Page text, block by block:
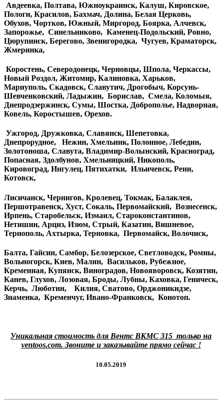
Авдеевка, Полтава, Южноукраинск, Калуш, Кировское,
Пологи, Красилов, Бахмач, Долина, Белая Церковь,
Обухов, Чортков, Южный, Миргород, Боярка, Алчевск,
Запорожье, Синельниково, Каменец-Подольский, Ровно,
Цюрупинск, Берегово, Звенигородка, Чугуев, Краматорск,
Жмеринка,
Коростень, Северодонецк, Черновцы, Шпола, Черкассы,
Новый Роздол, Житомир, Калиновка, Харьков,
Мариуполь, Скадовск, Славутич, Дрогобыч, Корсунь-
Шевченковский, Ладыжин, Борислав, Смела, Коломыя,
Днепродзержинск, Сумы, Шостка, Доброполье, Надворная,
Ковель, Коростышев, Орехов.
Ужгород, Дружковка, Славянск, Шепетовка,
Днепрорудное, Нежин, Хмельник, Полонное, Лебедин,
Золотоноша, Славута, Владимир-Волынский, Красноград,
Попасная, Здолбунов, Хмельницкий, Никополь,
Кировоград, Ингулец, Пятихатки, Ильичевск, Рени,
Котовск,
Лисичанск, Чернигов, Кролевец, Токмак, Балаклея,
Першотравенск, Хуст, Сокаль, Первомайский, Вознесенск,
Ирпень, Старобельск, Измаил, Староконстантинов,
Нетишин, Арциз, Изюм, Стрый, Казатин, Вишневое,
Тернополь, Ахтырка, Терновка, Первомайск, Волочиск,
Балта, Гайсин, Самбор, Белозерское, Светловодск, Ромны,
Вольногорск, Киев, Малин, Васильков, Рубежное,
Кременная, Купянск, Виноградов, Новояворовск, Козятин,
Канев, Глухов, Лозовая, Броды, Лубны, Каховка, Геническ,
Керчь, Люботин, Килия, Сватово, Орджоникидзе,
Знаменка, Кременчуг, Ивано-Франковск, Конотоп.
Уникальная стоимость для Вентс ВКМС 315 только на
ventoos.com. Звоните и заказывайте прямо сейчас !
10.05.2019